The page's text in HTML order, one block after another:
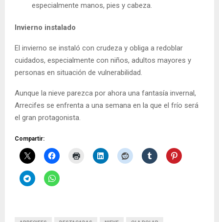
especialmente manos, pies y cabeza.
Invierno instalado
El invierno se instaló con crudeza y obliga a redoblar
cuidados, especialmente con niños, adultos mayores y
personas en situación de vulnerabilidad.
Aunque la nieve parezca por ahora una fantasía invernal,
Arrecifes se enfrenta a una semana en la que el frío será
el gran protagonista.
Compartir: